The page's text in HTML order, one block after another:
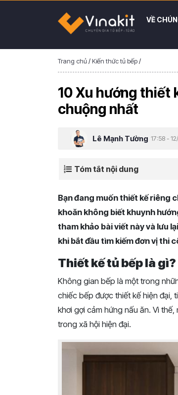
VỀ
Trang chủ/Kiến thức tủ bếp/
10 Xu hướng thiết
chuộng nhất
Lê Mạnh Tường 17:58 -
Tóm tắt nội dung
Bạn đang muốn thiết kế riêng
khoăn không biết khuynh
tham khảo bài viết này và lưu
khi bắt đầu tìm kiếm đơn vị thi
Thiết kế tủ bếp là gì?
Không gian bếp là một trong
chiếc bếp được thiết kế hiện đại,
khơi gợi cảm hứng nấu ăn. Vì
trong xã hội hiện đại.